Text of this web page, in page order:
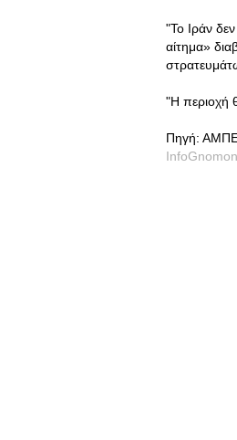
"Το Ιράν
αίτημα»
"Η περιοχή
Πηγή:
InfoGnomon